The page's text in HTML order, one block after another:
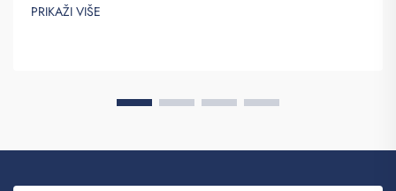
бренду. Знаш, када...
PRIKAŽI VIŠE